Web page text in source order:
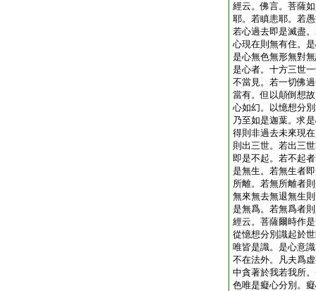
經云。佛言。菩薩
耶。若瞋恚耶。若
若心過去即是滅盡
心現在則無有住。
是心無色無形無對
是心者。十方三世
不當見。若一切佛
當有。但以顛倒想
心如幻。以憶想分
乃至如是迦葉。求
得則非過去未來現
則出三世。若出三
即是不起。若不起
是無生。若無生者
所離。若無所離者
無來無去無退無生
是無爲。若無爲者
經云。菩薩爾時作
從憶想分別識起於
唯皆是識。是心意
不在法外。凡夫爲
中貪著於我若我所
色唯是癡心分別。